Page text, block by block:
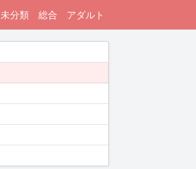
未分類 総合 アダルト